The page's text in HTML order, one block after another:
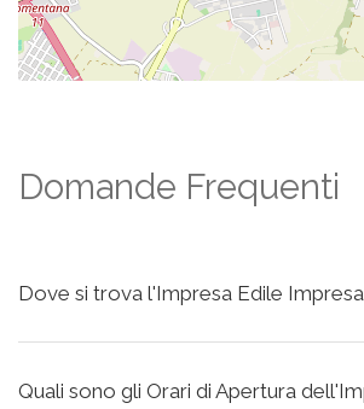
Domande Frequenti
Dove si trova l'Impresa Edile
Quali sono gli Orari di Apertura